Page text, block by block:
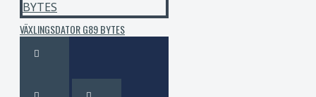
VÄXLINGSDATOR G89 BYTES